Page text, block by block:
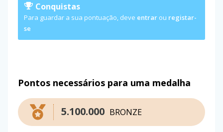
Conquistas
Para guardar a sua pontuação, deve entrar ou registar-
se
Pontos necessários para uma medalha
BRONZE
5.100.000